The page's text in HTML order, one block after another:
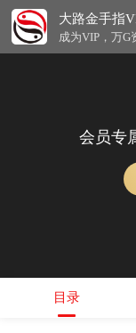
大路金手指
成为VIP，万G
会员专
目录